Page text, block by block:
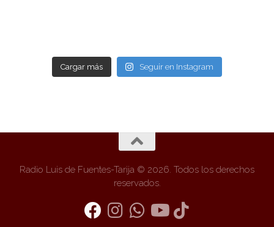
Cargar más Seguir en Instagram
Radio Luis de Fuentes-Tarija © 2026. Todos los derechos
reservados.